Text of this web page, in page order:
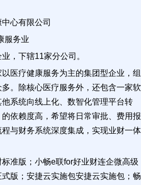
心有限公司
服务业
，下辖11家分公司。
医疗健康服务为主的集团型企业，组
。除核心医疗服务外，还包含一家软
系统向线上化、数智化管理平台转
依赖度高，希望将日常审批、费用报
与财务系统深度集成，实现业财一体
准版；小畅e联for好业财连企微高级
版；安捷云实施包安捷云实施包；畅